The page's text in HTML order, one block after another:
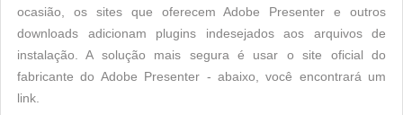
ocasião, os sites que oferecem Adobe Presenter e outros
downloads adicionam plugins indesejados aos arquivos de
instalação. A solução mais segura é usar o site oficial do
fabricante do Adobe Presenter - abaixo, você encontrará um
link.